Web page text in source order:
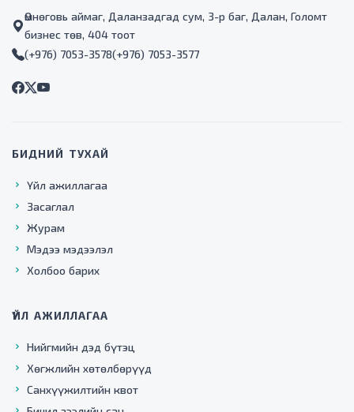
Өмнөговь аймаг, Даланзадгад сум, 3-р баг, Далан, Голомт
бизнес төв, 404 тоот
(+976) 7053-3578(+976) 7053-3577
БИДНИЙ ТУХАЙ
Үйл ажиллагаа
Засаглал
Журам
Мэдээ мэдээлэл
Холбоо барих
ҮЙЛ АЖИЛЛАГАА
Нийгмийн дэд бүтэц
Хөгжлийн хөтөлбөрүүд
Санхүүжилтийн квот